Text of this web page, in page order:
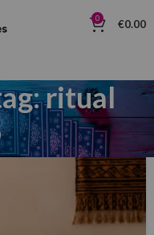
0 €0.00
ritual